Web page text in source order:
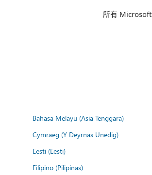
所有 Microsoft
Bahasa Melayu (Asia Tenggara)
Cymraeg (Y Deyrnas Unedig)
Eesti (Eesti)
Filipino (Pilipinas)